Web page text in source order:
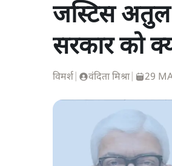
जस्टिस अतुल
सरकार को
विमर्श वंदिता मिश्रा| 29